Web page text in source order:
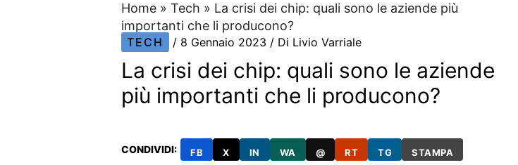
Home »Tech » La crisi dei chip: quali sono le aziende più
importanti che li producono?
TECH / 8 Gennaio 2023 / Di Livio Varriale
La crisi dei chip: quali sono le aziende
più importanti che li producono?
CONDIVIDI: FB X IN WA @ RT TG STAMPA